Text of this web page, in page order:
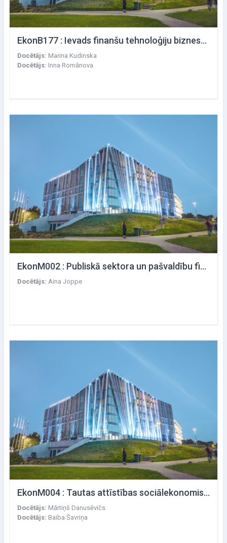
EkonB177 : Ievads finanšu tehnoloģiju biznesa modeļos
Docētājs: Marina Kudinska
Docētājs: Inna Romānova
EkonM002 : Publiskā sektora un pašvaldību finanšu politika
Docētājs: Aina Joppe
EkonM004 : Tautas attīstības sociālekonomiskā analīze un prognozēšana
Docētājs: Mārtiņš Danusēvičs
Docētājs: Baiba Šavriņa